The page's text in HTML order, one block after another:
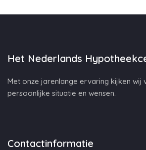
Het Nederlands
Met onze jarenlange ervaring kijken wij
persoonlijke situatie en wensen.
Contactinformatie